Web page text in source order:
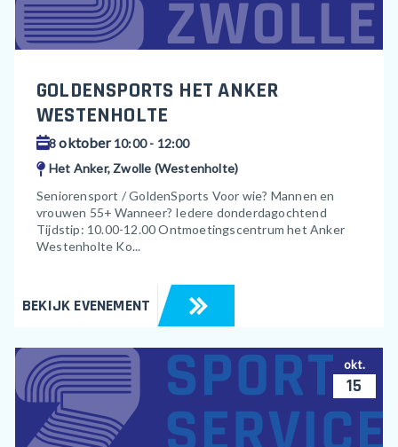
GOLDENSPORTS HET ANKER
WESTENHOLTE
8oktober10:00 - 12:00
Het Anker, Zwolle (Westenholte)
Seniorensport / GoldenSports Voor wie? Mannen en
vrouwen 55+ Wanneer? Iedere donderdagochtend
Tijdstip: 10.00-12.00 Ontmoetingscentrum het Anker
Westenholte Ko...
BEKIJK EVENEMENT
okt.
15